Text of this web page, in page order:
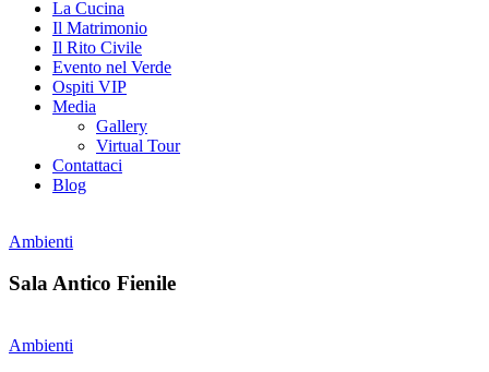
La Cucina
Il Matrimonio
Il Rito Civile
Evento nel Verde
Ospiti VIP
Media
Gallery
Virtual Tour
Contattaci
Blog
Ambienti
Sala Antico Fienile
Ambienti